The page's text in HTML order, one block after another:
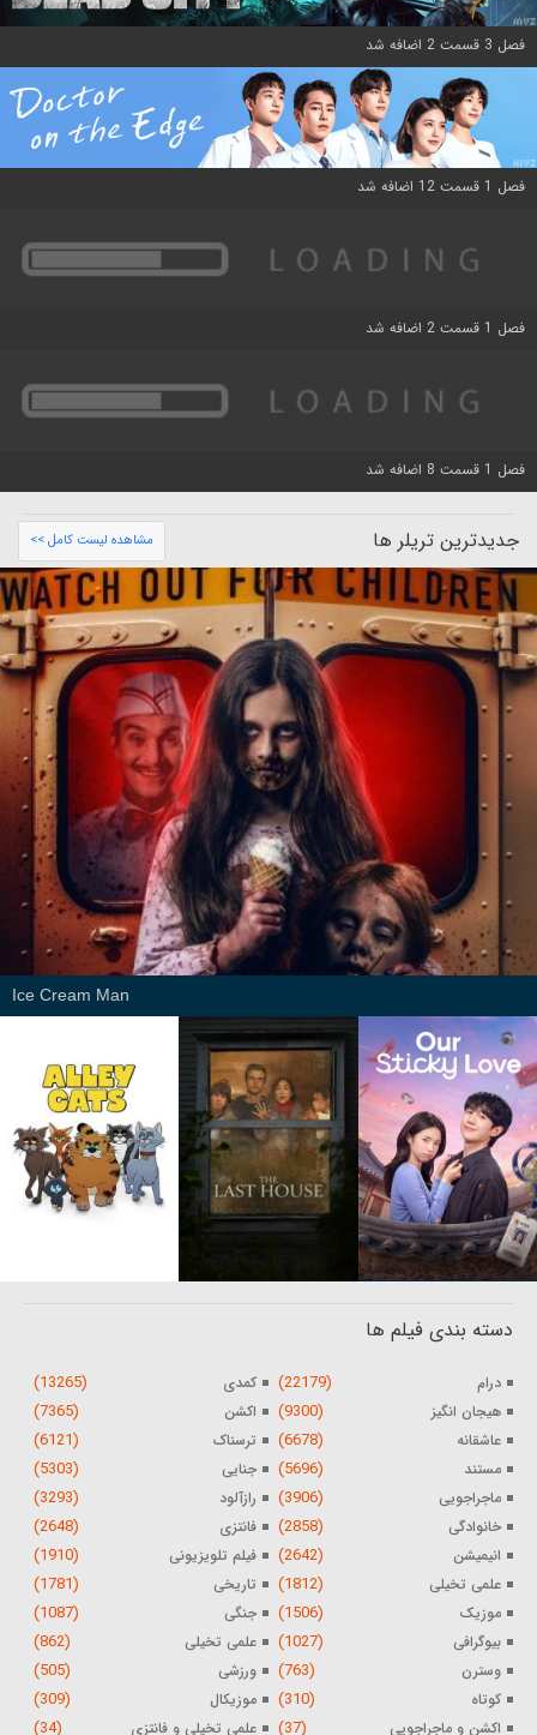
فصل 3 قسمت 2 اضافه شد
فصل 1 قسمت 12 اضافه شد
فصل 1 قسمت 2 اضافه شد
فصل 1 قسمت 8 اضافه شد
جدیدترین تریلر ها مشاهده لیست کامل >>
Ice Cream Man
دسته بندی فیلم ها
درام (22179) کمدی (13265)
هیجان انگیز (9300) اکشن (7365)
عاشقانه (6678) ترسناک (6121)
مستند (5696) جنایی (5303)
ماجراجویی (3906) رازآلود (3293)
خانوادگی (2858) فانتزی (2648)
انیمیشن (2642) فیلم تلویزیونی (1910)
علمی تخیلی (1812) تاریخی (1781)
موزیک (1506) جنگی (1087)
بیوگرافی (1027) علمی تخیلی (862)
وسترن (763) ورزشی (505)
کوتاه (310) موزیکال (309)
اکشن و ماجراجویی (37) علمی تخیلی و فانتزی (34)